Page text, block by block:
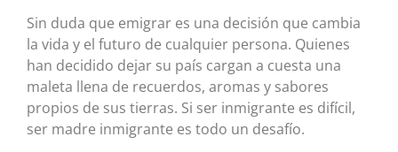
Sin duda que emigrar es una decisión que cambia
la vida y el futuro de cualquier persona. Quienes
han decidido dejar su país cargan a cuesta una
maleta llena de recuerdos, aromas y sabores
propios de sus tierras. Si ser inmigrante es difícil,
ser madre inmigrante es todo un desafío.